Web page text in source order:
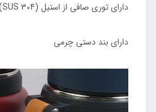
دارای توری صافی از استیل (SUS 304)
دارای بند دستی چرمی